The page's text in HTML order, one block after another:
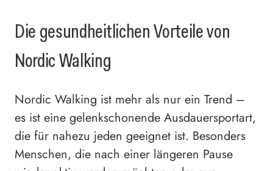
Die gesundheitlichen Vorteile von
Nordic Walking
Nordic Walking ist mehr als nur ein Trend –
es ist eine gelenkschonende Ausdauersportart,
die für nahezu jeden geeignet ist. Besonders
Menschen, die nach einer längeren Pause